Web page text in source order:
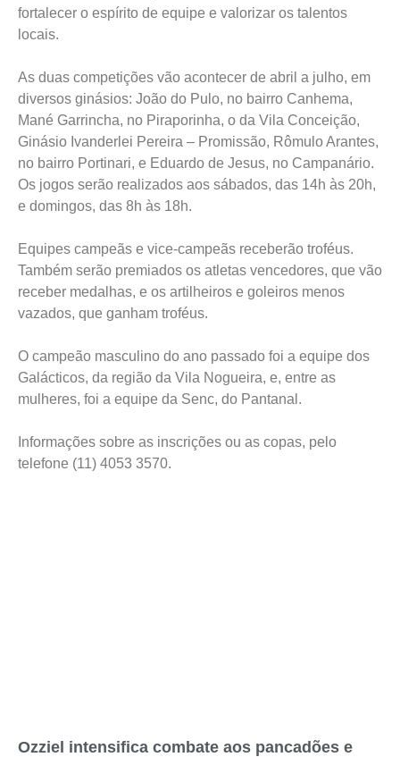
fortalecer o espírito de equipe e valorizar os talentos
locais.
As duas competições vão acontecer de abril a julho, em
diversos ginásios: João do Pulo, no bairro Canhema,
Mané Garrincha, no Piraporinha, o da Vila Conceição,
Ginásio Ivanderlei Pereira – Promissão, Rômulo Arantes,
no bairro Portinari, e Eduardo de Jesus, no Campanário.
Os jogos serão realizados aos sábados, das 14h às 20h,
e domingos, das 8h às 18h.
Equipes campeãs e vice-campeãs receberão troféus.
Também serão premiados os atletas vencedores, que vão
receber medalhas, e os artilheiros e goleiros menos
vazados, que ganham troféus.
O campeão masculino do ano passado foi a equipe dos
Galácticos, da região da Vila Nogueira, e, entre as
mulheres, foi a equipe da Senc, do Pantanal.
Informações sobre as inscrições ou as copas, pelo
telefone (11) 4053 3570.
Ozziel intensifica combate aos pancadões e